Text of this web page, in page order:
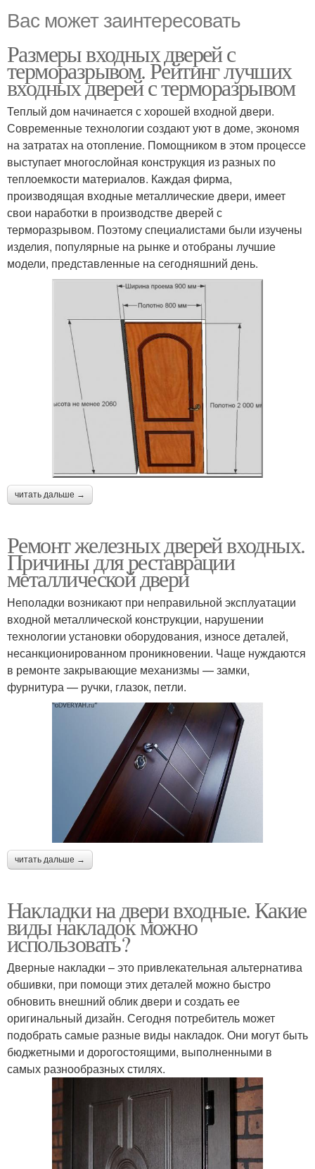
Вас может заинтересовать
Размеры входных дверей с
терморазрывом. Рейтинг лучших
входных дверей с терморазрывом
Теплый дом начинается с хорошей входной двери.
Современные технологии создают уют в доме, экономя
на затратах на отопление. Помощником в этом процессе
выступает многослойная конструкция из разных по
теплоемкости материалов. Каждая фирма,
производящая входные металлические двери, имеет
свои наработки в производстве дверей с
терморазрывом. Поэтому специалистами были изучены
изделия, популярные на рынке и отобраны лучшие
модели, представленные на сегодняшний день.
читать дальше →
Ремонт железных дверей входных.
Причины для реставрации
металлической двери
Неполадки возникают при неправильной эксплуатации
входной металлической конструкции, нарушении
технологии установки оборудования, износе деталей,
несанкционированном проникновении. Чаще нуждаются
в ремонте закрывающие механизмы — замки,
фурнитура — ручки, глазок, петли.
читать дальше →
Накладки на двери входные. Какие
виды накладок можно
использовать?
Дверные накладки – это привлекательная альтернатива
обшивки, при помощи этих деталей можно быстро
обновить внешний облик двери и создать ее
оригинальный дизайн. Сегодня потребитель может
подобрать самые разные виды накладок. Они могут быть
бюджетными и дорогостоящими, выполненными в
самых разнообразных стилях.